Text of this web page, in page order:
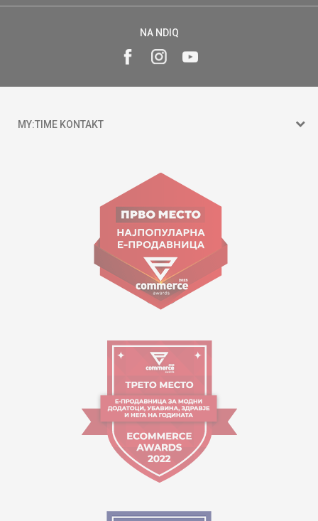
NA NDIQ
MY:TIME KONTAKT
Goce Nikolovski 74 Shkup
contact@mytime.mk
Orari i punës:
09:00 - 17:00